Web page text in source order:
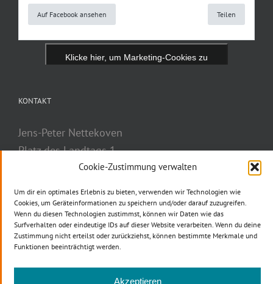
Cookie-Zustimmung verwalten
Um dir ein optimales Erlebnis zu bieten, verwenden wir Technologien wie
Cookies, um Geräteinformationen zu speichern und/oder darauf zuzugreifen.
Wenn du diesen Technologien zustimmst, können wir Daten wie das
Surfverhalten oder eindeutige IDs auf dieser Website verarbeiten. Wenn du deine
Zustimmung nicht erteilst oder zurückziehst, können bestimmte Merkmale und
Funktionen beeinträchtigt werden.
Akzeptieren
Auf Facebook ansehen Teilen
Klicke hier, um Marketing-Cookies zu
KONTAKT
Jens-Peter Nettekoven
Platz des Landtags 1
40221 Düsseldorf
Telefax: 0211 884-3037
E-Mail